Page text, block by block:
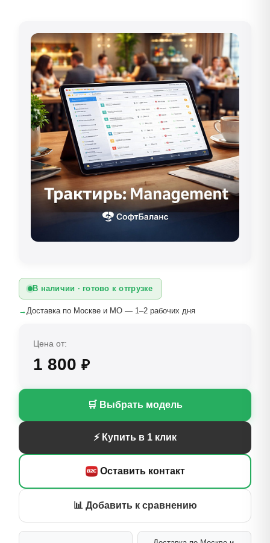
В наличии · готово к отгрузке
→Доставка по Москве и МО — 1–2 рабочих дня
Цена от:
1 800 ₽
🛒 Выбрать модель
⚡ Купить в 1 клик
Оставить контакт
📊 Добавить к сравнению